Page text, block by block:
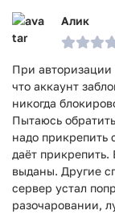
Алик
При авторизации
что аккаунт
никогда
Пытаюсь
надо
даёт
выданы. Другие
сервер устал
разочаровании,